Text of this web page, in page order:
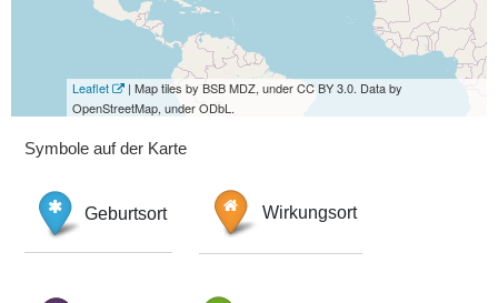
Leaflet
| Map tiles by BSB MDZ, under CC BY 3.0. Data by
OpenStreetMap, under ODbL.
Symbole auf der Karte
Geburtsort Wirkungsort